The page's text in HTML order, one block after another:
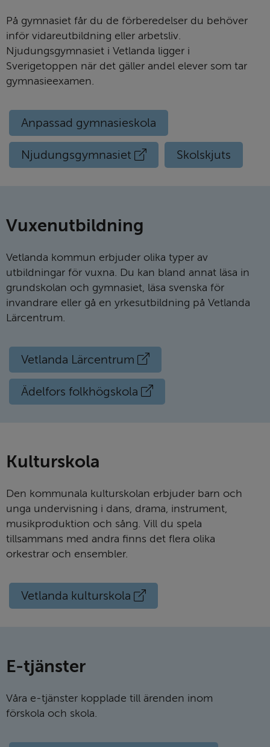
På gymnasiet får du de förberedelser du behöver
inför vidareutbildning eller arbetsliv.
Njudungsgymnasiet i Vetlanda ligger i
Sverigetoppen när det gäller andel elever som tar
gymnasieexamen.
Anpassad gymnasieskola
Njudungsgymnasiet
Extern
länk
Skolskjuts
Vuxen­ut­bildning
Vetlanda kommun erbjuder olika typer av
utbildningar för vuxna. Du kan bland annat läsa in
grundskolan och gymnasiet, läsa svenska för
invandrare eller gå en yrkesutbildning på Vetlanda
Lärcentrum.
Vetlanda Lärcentrum
Extern
länk
Ädelfors folkhögskola
Extern
länk
Kultur­skola
Den kommunala kulturskolan erbjuder barn och
unga undervisning i dans, drama, instrument,
musikproduktion och sång. Vill du spela
tillsammans med andra finns det flera olika
orkestrar och ensembler.
Vetlanda kulturskola
Extern
länk
E-tjänster
Våra e-tjänster kopplade till ärenden inom
förskola och skola.